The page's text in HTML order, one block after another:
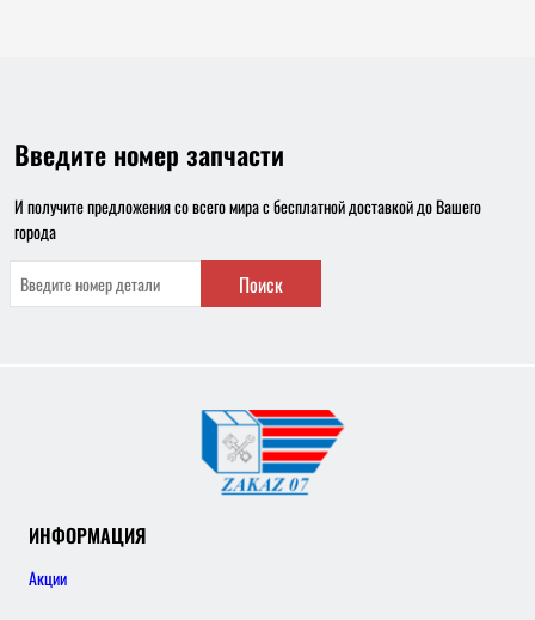
Введите номер запчасти
И получите предложения со всего мира с бесплатной доставкой до Вашего
города
Поиск
ИНФОРМАЦИЯ
Акции